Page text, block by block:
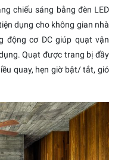
chiếu sáng bằng đèn LED
dụng cho không gian nhà
động cơ DC giúp quạt vận
Quạt được trang bị đầy
quay, hẹn giờ bật/ tắt, gió